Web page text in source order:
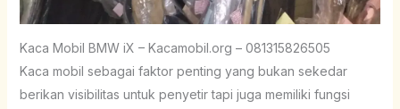
Kaca Mobil BMW iX – Kacamobil.org – 081315826505
Kaca mobil sebagai faktor penting yang bukan sekedar
berikan visibilitas untuk penyetir tapi juga memiliki fungsi